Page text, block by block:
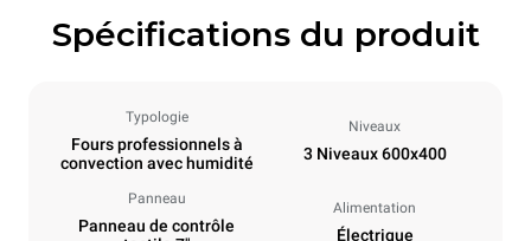
Spécifications du produit
Typologie
Fours professionnels à
convection avec humidité
Niveaux
3 Niveaux 600x400
Panneau
Panneau de contrôle
Alimentation
Électrique